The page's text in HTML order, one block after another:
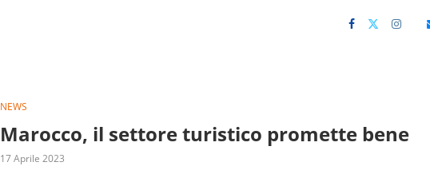
NEWS
Marocco, il settore turistico promette bene
17 Aprile 2023